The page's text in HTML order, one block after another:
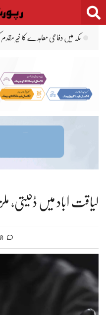
Skip
to
سفیر پاکستان رضوان سعید شیخ کی امریکی
لیاقت آباد میں ڈکیتی،
0 تبصرے